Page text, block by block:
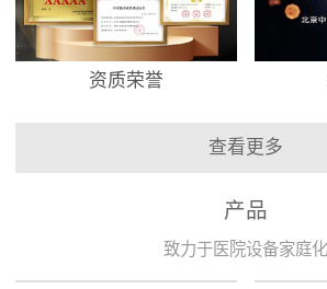
资质荣誉
查看更多
产品
致力于医院设备家庭化